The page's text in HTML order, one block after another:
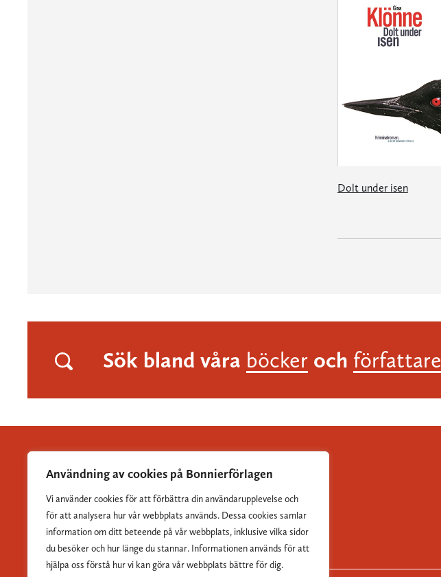
Användning av cookies på Bonnierförlagen
Vi använder cookies för att förbättra din användarupplevelse och
för att analysera hur vår webbplats används. Dessa cookies samlar
information om ditt beteende på vår webbplats, inklusive vilka sidor
du besöker och hur länge du stannar. Informationen används för att
hjälpa oss förstå hur vi kan göra vår webbplats bättre för dig.
Dolt under isen
Sök bland våra böcker och författare
Albert Bonniers Förlag grundades 1837 och är Sveriges
största skönlitterära förlag.